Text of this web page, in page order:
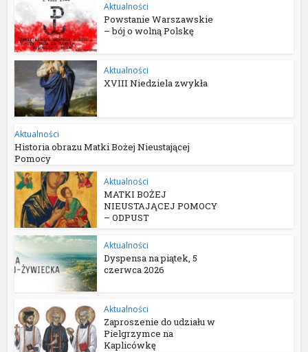
Aktualności
Powstanie Warszawskie
– bój o wolną Polskę
Aktualności
XVIII Niedziela zwykła
Aktualności
Historia obrazu Matki Bożej Nieustającej
Pomocy
Aktualności
MATKI BOŻEJ
NIEUSTAJĄCEJ POMOCY
– ODPUST
Aktualności
Dyspensa na piątek, 5
czerwca 2026
Aktualności
Zaproszenie do udziału w
Pielgrzymce na
Kaplicówkę